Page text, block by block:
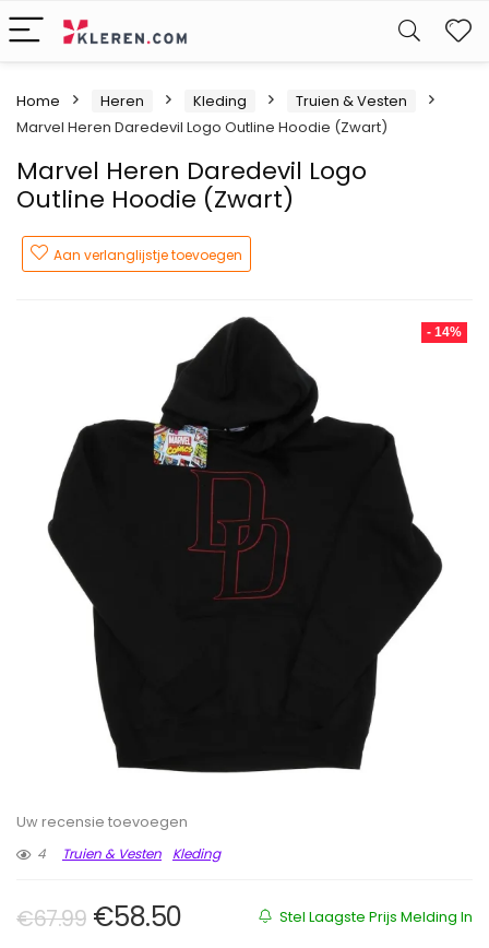
Home Heren Kleding
Truien & Vesten
Marvel Heren Daredevil Logo Outline Hoodie (Zwart)
Marvel Heren Daredevil Logo
Outline Hoodie (Zwart)
Aan verlanglijstje toevoegen
- 14%
Uw recensie toevoegen
4
Truien & Vesten Kleding
Stel Laagste Prijs Melding In
€67.99 Oorspronkelijke prijs was:
€58.50Huidige prijs is: €58.50.